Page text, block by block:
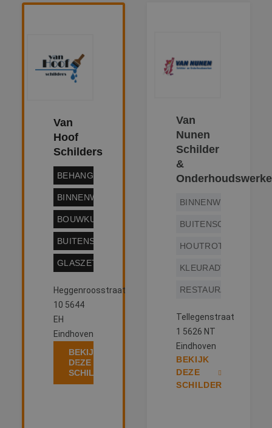
Van
Hoof
Schilders
BEHANGWERK
BINNENWERK
BOUWKUNDIG
BUITENSCHILDERWERK
GLASZETTEN
Heggenroosstraat
10 5644
EH
Eindhoven
BEKIJK
DEZE
SCHILDER
Van
Nunen
Schilder
&
BINNENWERK
HOUTROTREPARATIE
KLEURADVIES
RESTAURATIEWERK
Tellegenstraat
1 5626 NT
Eindhoven
BEKIJK
DEZE
SCHILDER